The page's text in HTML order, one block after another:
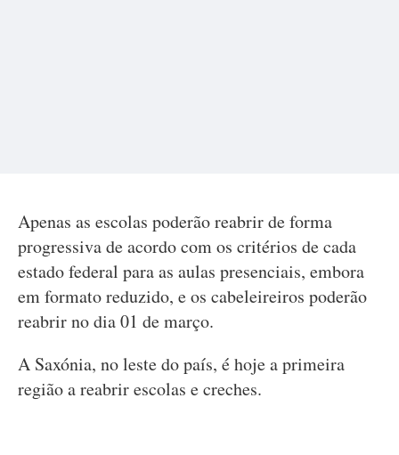
Apenas as escolas poderão reabrir de forma
progressiva de acordo com os critérios de cada
estado federal para as aulas presenciais, embora
em formato reduzido, e os cabeleireiros poderão
reabrir no dia 01 de março.
A Saxónia, no leste do país, é hoje a primeira
região a reabrir escolas e creches.